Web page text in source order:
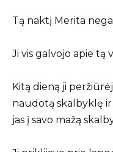
Tą naktį Merita
Ji vis galvojo apie tą
Kitą dieną ji
naudotą skalbyklę ir
jas į savo mažą